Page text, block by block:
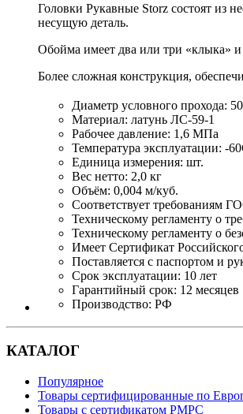
Головки Рукавные Storz состоят из
несущую деталь.
Обойма имеет два или три «клыка»
Более сложная конструкция,
Диаметр условного прохода:
Материал: латунь ЛС-59-1
Рабочее давление: 1,6 МПа
Температура эксплуатации: -
Единица измерения: шт.
Вес нетто: 2,0 кг
Объём: 0,004 м/куб.
Соответствует требованиям
Техническому регламенту о
Техническому регламенту о
Имеет Сертификат
Поставляется с паспортом и
Срок эксплуатации: 10 лет
Гарантийный срок: 12 месяцев
Производство: РФ
КАТАЛОГ
Популярное
Товары сертифицированные по
Товары с сертификатом РМРС